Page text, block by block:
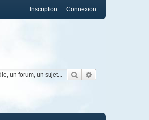
Connexion
Inscription
Rechercher